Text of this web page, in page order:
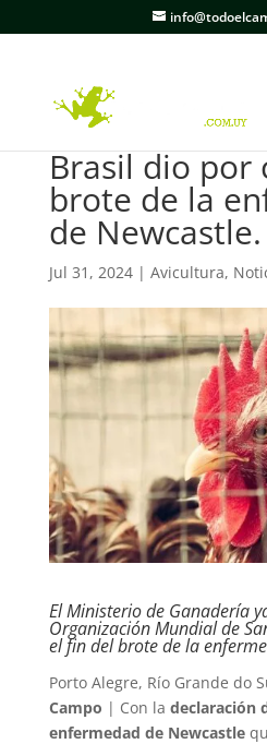
Brasil dio por
brote de la
de Newcastle.
Jul 31, 2024| Avicultura,
El Ministerio de Ganadería
Organización Mundial de
el fin del brote de la
Porto Alegre, Río Grande do
Campo | Con la declaración
enfermedad de Newcastle